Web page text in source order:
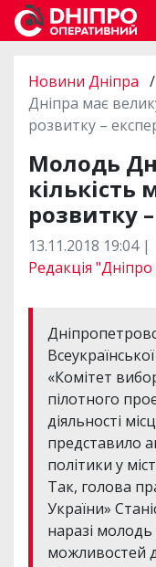
Новини Дніпра /
Дніпра має
розвитку –
Молодь
розвитку
13.11.2018 19:04 |
Редакція
«Комітет
пілотного
діяльності
представило
політики у
Так, голова
України»
наразі молодь
можливостей